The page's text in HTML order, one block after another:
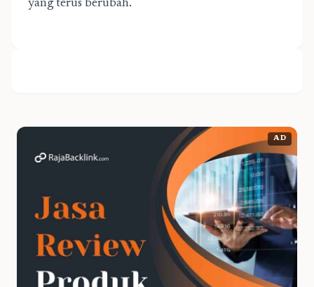
yang terus berubah.
AD